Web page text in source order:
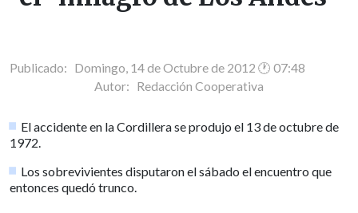
Publicado: Domingo, 14 de Octubre de 2012 🕐 07:48
Autor: Redacción Cooperativa
El accidente en la Cordillera se produjo el 13 de octubre de
1972.
Los sobrevivientes disputaron el sábado el encuentro que
entonces quedó trunco.